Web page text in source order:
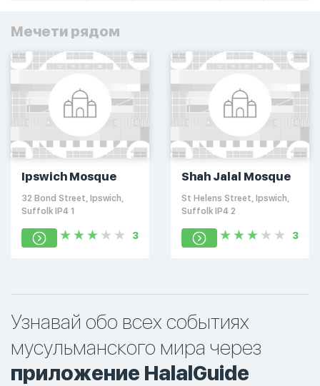
Мечети рядом
Ipswich Mosque
32 Bond Street, Ipswich,
Suffolk IP4 1
3
Shah Jalal Mosque
St Helens Street, Ipswich,
Suffolk IP4 2
3
Узнавай обо всех событиях
мусульманского мира через
приложение HalalGuide